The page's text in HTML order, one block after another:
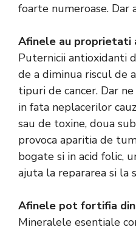
foarte numeroase.
Afinele au proprietati
Puternicii antioxidanti
de a diminua riscul de
tipuri de cancer. Dar
in fata neplacerilor
sau de toxine, doua
provoca aparitia de
bogate si in acid folic,
ajuta la repararea si la
Afinele pot fortifia
Mineralele esentiale